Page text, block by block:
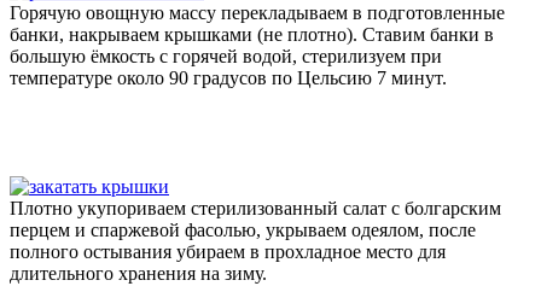
Горячую овощную массу перекладываем в подготовленные
банки, накрываем крышками (не плотно). Ставим банки в
большую ёмкость с горячей водой, стерилизуем при
температуре около 90 градусов по Цельсию 7 минут.
Плотно укупориваем стерилизованный салат с болгарским
перцем и спаржевой фасолью, укрываем одеялом, после
полного остывания убираем в прохладное место для
длительного хранения на зиму.